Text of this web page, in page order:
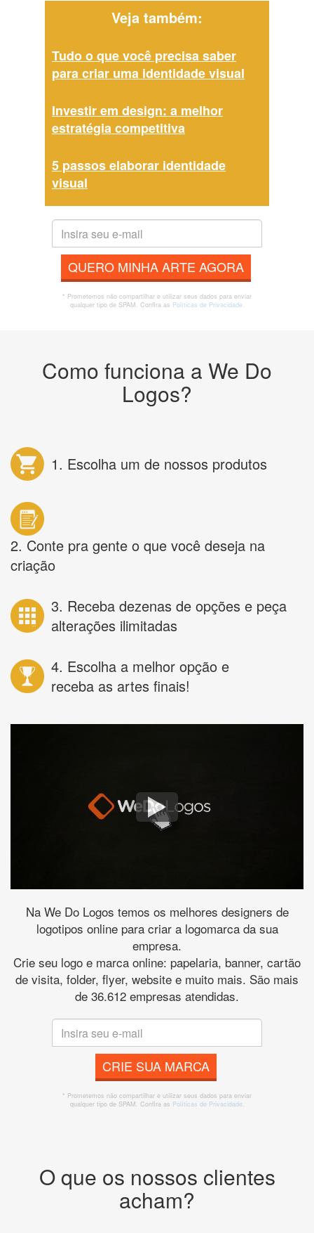
Veja também:
Tudo o que você precisa saber
para criar uma identidade visual
Investir em design: a melhor
estratégia competitiva
5 passos elaborar identidade
visual
QUERO MINHA ARTE AGORA
* Prometemos não compartilhar e utilizar seus dados para enviar
qualquer tipo de SPAM. Confira as Políticas de Privacidade.
Como funciona a We Do
Logos?
1. Escolha um de nossos produtos
2. Conte pra gente o que você deseja na
criação
3. Receba dezenas de opções e peça
alterações ilimitadas
4. Escolha a melhor opção e
receba as artes finais!
Na We Do Logos temos os melhores designers de
logotipos online para criar a logomarca da sua
empresa.
Crie seu logo e marca online: papelaria, banner, cartão
de visita, folder, flyer, website e muito mais. São mais
de 36.612 empresas atendidas.
CRIE SUA MARCA
* Prometemos não compartilhar e utilizar seus dados para enviar
qualquer tipo de SPAM. Confira as Políticas de Privacidade.
O que os nossos clientes
acham?